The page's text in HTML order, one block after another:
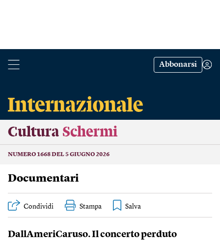
Abbonarsi
Cultura Schermi
NUMERO 1668 DEL 5 GIUGNO 2026
Documentari
Condividi Stampa
DallAmeriCaruso. Il concerto perduto